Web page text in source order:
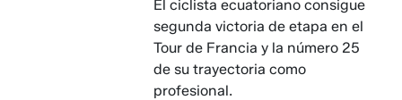
El ciclista ecuatoriano consigue
segunda victoria de etapa en el
Tour de Francia y la número 25
de su trayectoria como
profesional.